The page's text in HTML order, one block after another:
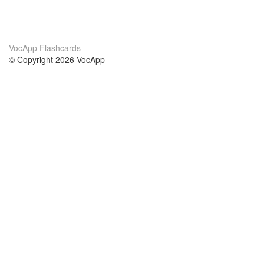
VocApp Flashcards
© Copyright 2026 VocApp